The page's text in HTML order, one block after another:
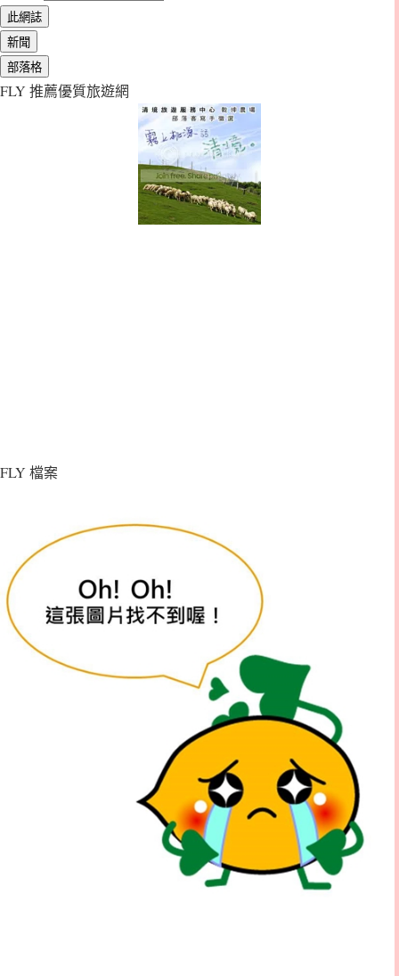
FLY 推薦優質旅遊網
FLY 檔案